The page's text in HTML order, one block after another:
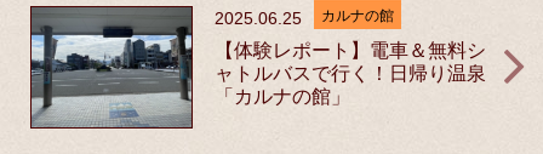
2025.06.25 カルナの館
【体験レポート】電車＆無料シ
ャトルバスで行く！日帰り温泉
「カルナの館」